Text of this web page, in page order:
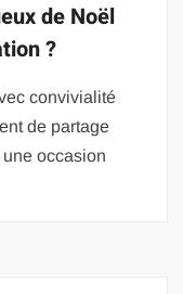
de Noël
?
convivialité
de partage
une occasion